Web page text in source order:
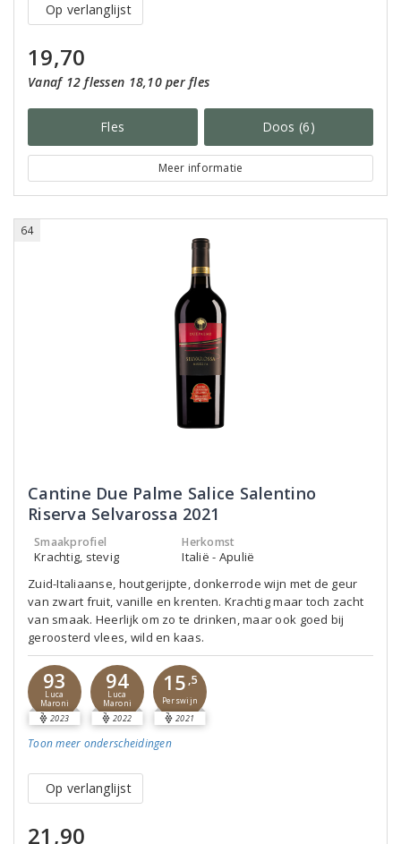
Op verlanglijst
19,70
Vanaf 12 flessen 18,10 per fles
Fles Doos (6)
Meer informatie
64
Cantine Due Palme Salice Salentino
Riserva Selvarossa 2021
Smaakprofiel
Krachtig, stevig
Herkomst
Italië - Apulië
Zuid-Italiaanse, houtgerijpte, donkerrode wijn met de geur
van zwart fruit, vanille en krenten. Krachtig maar toch zacht
van smaak. Heerlijk om zo te drinken, maar ook goed bij
geroosterd vlees, wild en kaas.
93
Luca
Maroni
2023
94
Luca
Maroni
2022
15 ,5
Perswijn
2021
Toon meer onderscheidingen
Op verlanglijst
21,90